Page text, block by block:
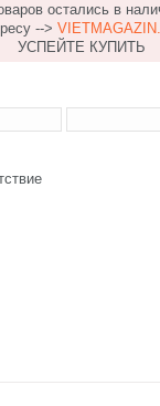
остались в
-->
УСПЕЙТЕ КУПИТЬ